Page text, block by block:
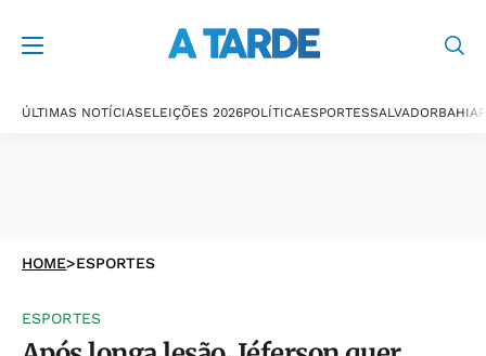
ÚLTIMAS NOTÍCIASELEIÇÕES 2026POLÍTICAESPORTESSALVADORBAHIA
HOME>ESPORTES
ESPORTES